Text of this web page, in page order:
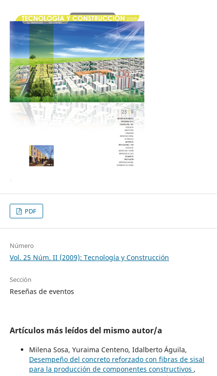
PDF
Número
Vol. 25 Núm. II (2009): Tecnología y Construcción
Sección
Reseñas de eventos
Artículos más leídos del mismo autor/a
Milena Sosa, Yuraima Centeno, Idalberto Águila,
Desempeño del concreto reforzado con fibras de sisal
para la producción de componentes constructivos ,